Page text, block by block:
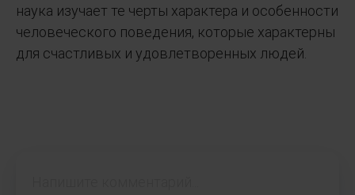
наука изучает те черты характера и особенности
человеческого поведения, которые характерны
для счастливых и удовлетворенных людей.